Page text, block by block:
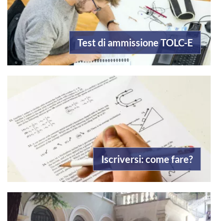
Test di ammissione TOLC-E
Iscriversi: come fare?